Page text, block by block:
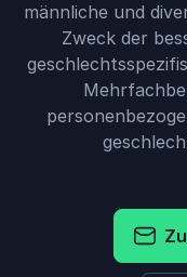
männliche und
Zweck der